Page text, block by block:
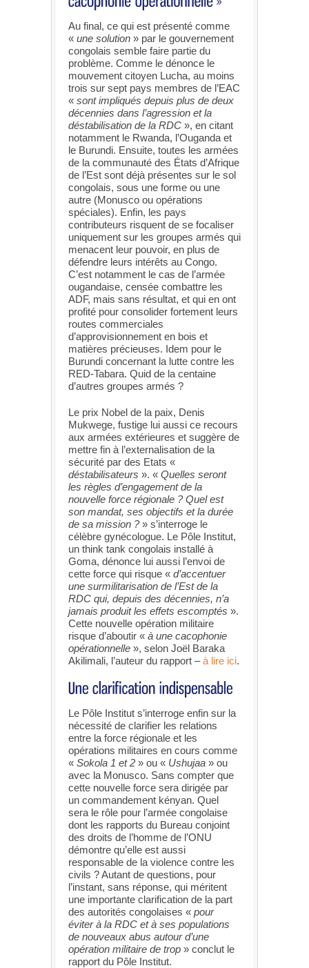
Au final, ce qui est présenté comme
« une solution » par le gouvernement
congolais semble faire partie du
problème. Comme le dénonce le
mouvement citoyen Lucha, au moins
trois sur sept pays membres de l’EAC
« sont impliqués depuis plus de deux
décennies dans l’agression et la
déstabilisation de la RDC », en citant
notamment le Rwanda, l’Ouganda et
le Burundi. Ensuite, toutes les armées
de la communauté des États d’Afrique
de l’Est sont déjà présentes sur le sol
congolais, sous une forme ou une
autre (Monusco ou opérations
spéciales). Enfin, les pays
contributeurs risquent de se focaliser
uniquement sur les groupes armés qui
menacent leur pouvoir, en plus de
défendre leurs intérêts au Congo.
C’est notamment le cas de l’armée
ougandaise, censée combattre les
ADF, mais sans résultat, et qui en ont
profité pour consolider fortement leurs
routes commerciales
d’approvisionnement en bois et
matières précieuses. Idem pour le
Burundi concernant la lutte contre les
RED-Tabara. Quid de la centaine
d’autres groupes armés ?
Le prix Nobel de la paix, Denis
Mukwege, fustige lui aussi ce recours
aux armées extérieures et suggère de
mettre fin à l’externalisation de la
sécurité par des Etats «
déstabilisateurs ». « Quelles seront
les règles d’engagement de la
nouvelle force régionale ? Quel est
son mandat, ses objectifs et la durée
de sa mission ?» s’interroge le
célèbre gynécologue. Le Pôle Institut,
un think tank congolais installé à
Goma, dénonce lui aussi l’envoi de
cette force qui risque « d’accentuer
une surmilitarisation de l’Est de la
RDC qui, depuis des décennies, n’a
jamais produit les effets escomptés ».
Cette nouvelle opération militaire
risque d’aboutir « à une cacophonie
opérationnelle », selon Joël Baraka
Akilimali, l’auteur du rapport –à lire ici.
Le Pôle Institut s’interroge enfin sur la
nécessité de clarifier les relations
entre la force régionale et les
opérations militaires en cours comme
« Sokola 1 et 2 » ou « Ushujaa » ou
avec la Monusco. Sans compter que
cette nouvelle force sera dirigée par
un commandement kényan. Quel
sera le rôle pour l’armée congolaise
dont les rapports du Bureau conjoint
des droits de l’homme de l’ONU
démontre qu’elle est aussi
responsable de la violence contre les
civils ? Autant de questions, pour
l’instant, sans réponse, qui méritent
une importante clarification de la part
des autorités congolaises « pour
éviter à la RDC et à ses populations
de nouveaux abus autour d’une
opération militaire de trop » conclut le
rapport du Pôle Institut.